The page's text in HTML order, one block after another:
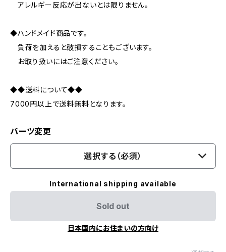
アレルギー反応が出ないとは限りません。
◆ハンドメイド商品です。
負荷を加えると破損することもございます。
お取り扱いにはご注意ください。
◆◆送料について◆◆
7000円以上で送料無料となります。
パーツ変更
選択する（必須）
International shipping available
Sold out
日本国内にお住まいの方向け